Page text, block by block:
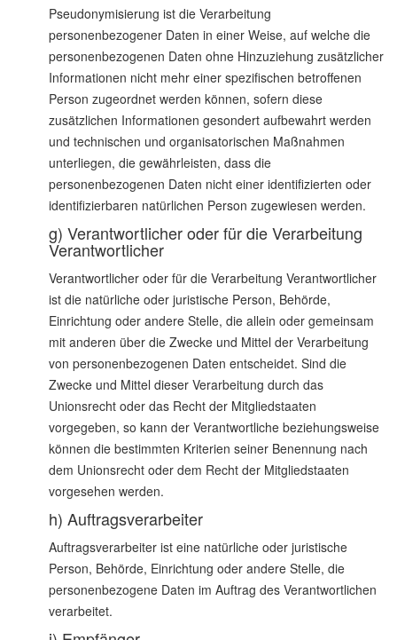
Pseudonymisierung ist die Verarbeitung
personenbezogener Daten in einer Weise, auf welche die
personenbezogenen Daten ohne Hinzuziehung zusätzlicher
Informationen nicht mehr einer spezifischen betroffenen
Person zugeordnet werden können, sofern diese
zusätzlichen Informationen gesondert aufbewahrt werden
und technischen und organisatorischen Maßnahmen
unterliegen, die gewährleisten, dass die
personenbezogenen Daten nicht einer identifizierten oder
identifizierbaren natürlichen Person zugewiesen werden.
g) Verantwortlicher oder für die Verarbeitung
Verantwortlicher
Verantwortlicher oder für die Verarbeitung Verantwortlicher
ist die natürliche oder juristische Person, Behörde,
Einrichtung oder andere Stelle, die allein oder gemeinsam
mit anderen über die Zwecke und Mittel der Verarbeitung
von personenbezogenen Daten entscheidet. Sind die
Zwecke und Mittel dieser Verarbeitung durch das
Unionsrecht oder das Recht der Mitgliedstaaten
vorgegeben, so kann der Verantwortliche beziehungsweise
können die bestimmten Kriterien seiner Benennung nach
dem Unionsrecht oder dem Recht der Mitgliedstaaten
vorgesehen werden.
h) Auftragsverarbeiter
Auftragsverarbeiter ist eine natürliche oder juristische
Person, Behörde, Einrichtung oder andere Stelle, die
personenbezogene Daten im Auftrag des Verantwortlichen
verarbeitet.